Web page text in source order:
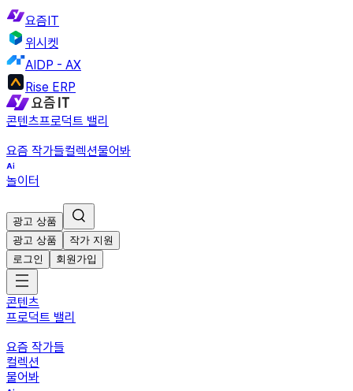
요즘IT
위시켓
AIDP - AX
Rise ERP
콘텐츠프로덕트 밸리
요즘 작가들컬렉션물어봐
놀이터
광고 상품
광고 상품
작가 지원
로그인
회원가입
콘텐츠
프로덕트 밸리
요즘 작가들
컬렉션
물어봐